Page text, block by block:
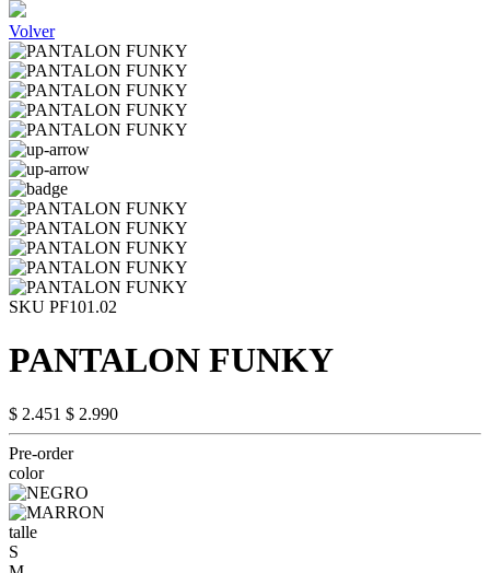
Volver
SKU PF101.02
PANTALON FUNKY
$ 2.451 $ 2.990
Pre-order
color
talle
S